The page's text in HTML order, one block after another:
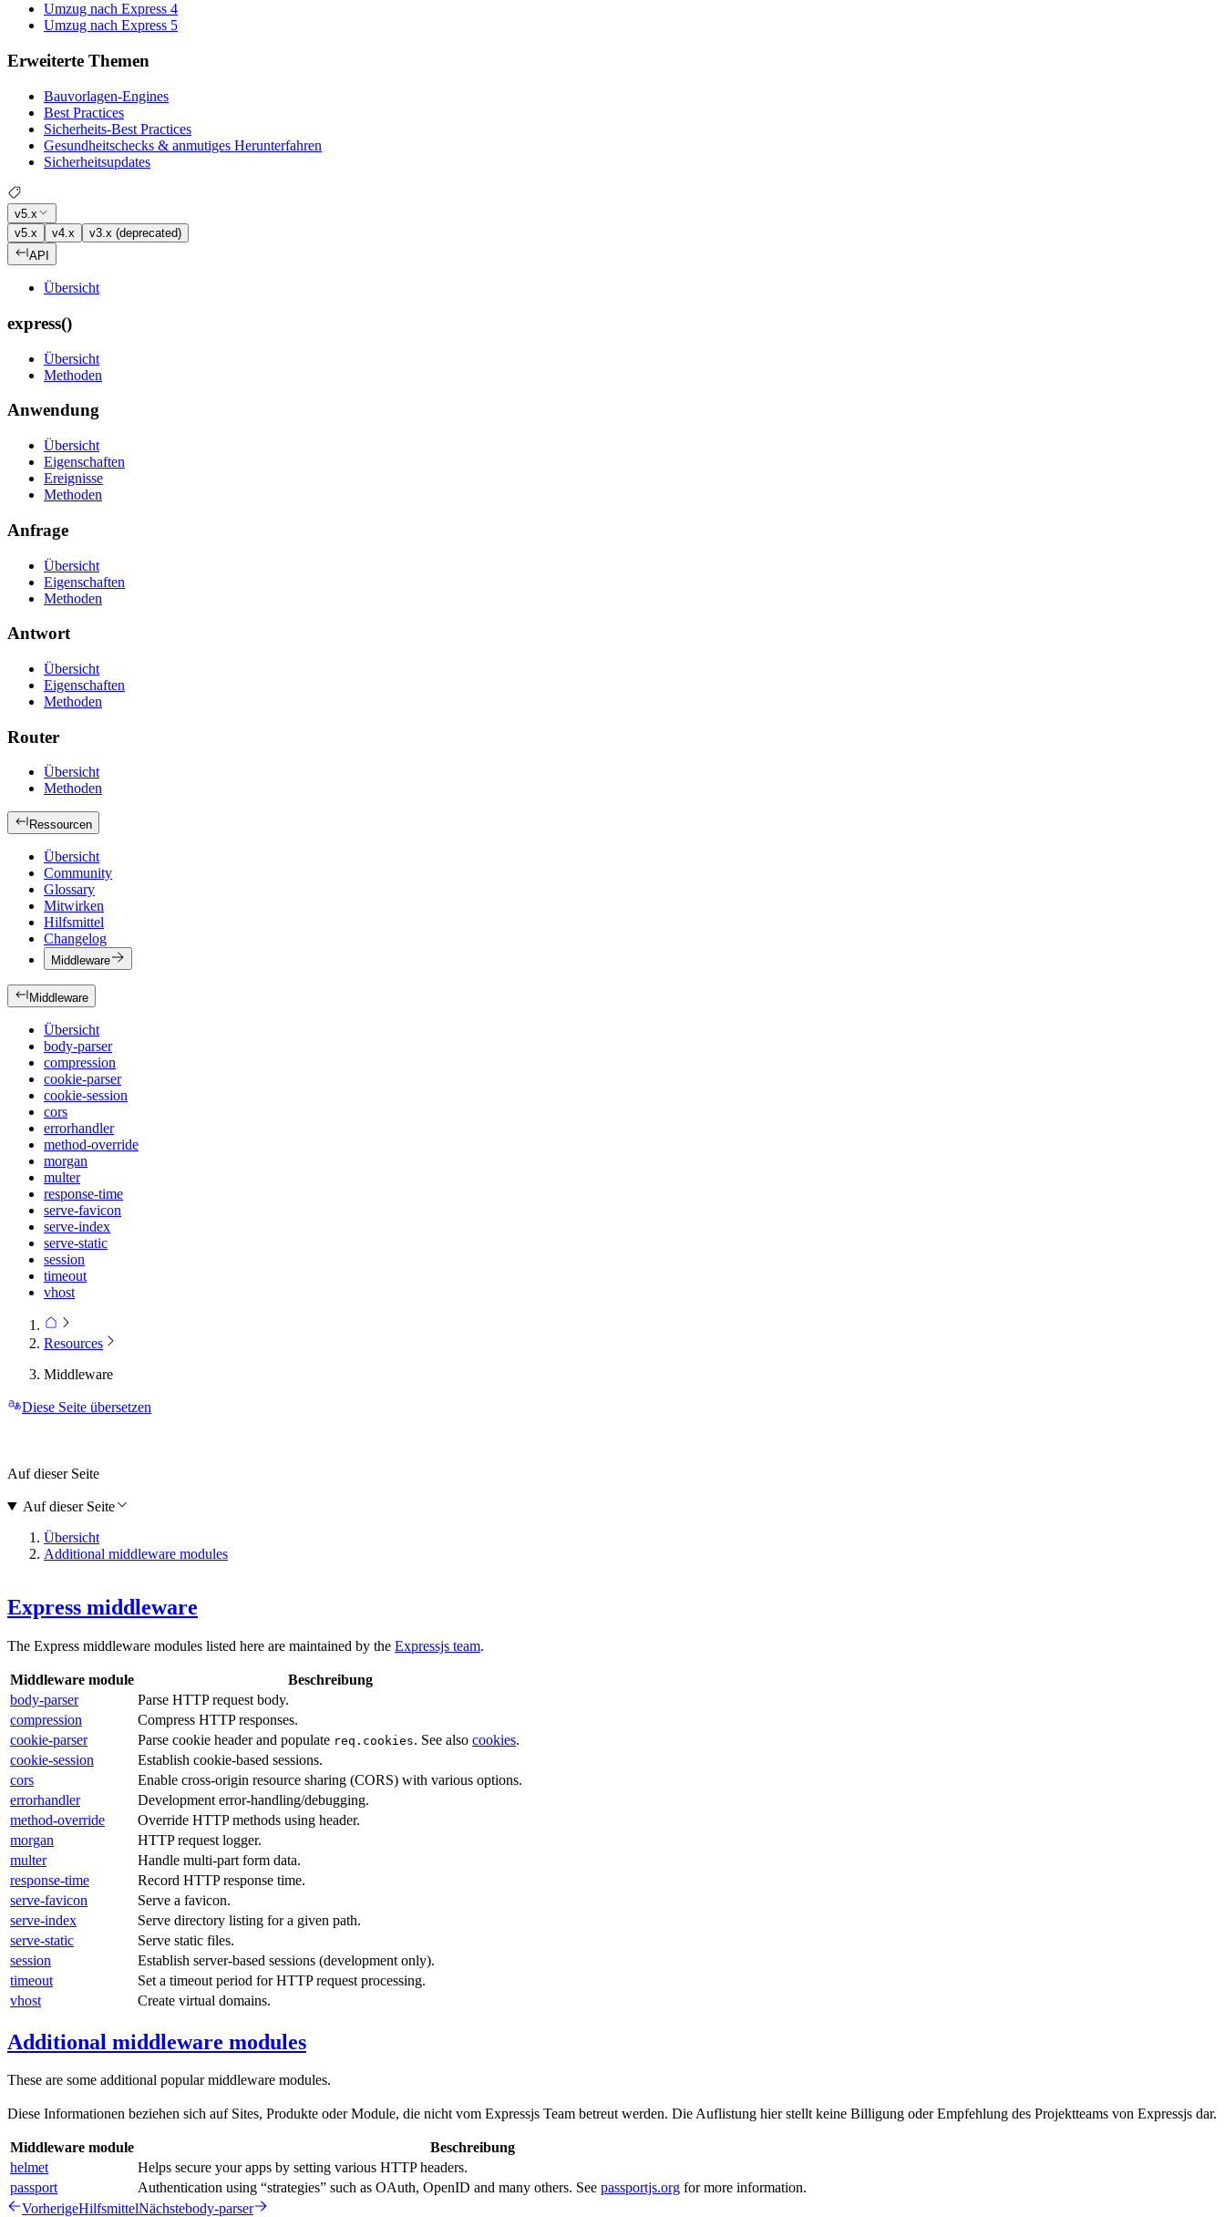
Umzug nach Express 4
Umzug nach Express 5
Erweiterte Themen
Bauvorlagen-Engines
Best Practices
Sicherheits-Best Practices
Gesundheitschecks & anmutiges Herunterfahren
Sicherheitsupdates
v5.x
v5.x
v4.x
v3.x (deprecated)
API
Übersicht
express()
Übersicht
Methoden
Anwendung
Übersicht
Eigenschaften
Ereignisse
Methoden
Anfrage
Übersicht
Eigenschaften
Methoden
Antwort
Übersicht
Eigenschaften
Methoden
Router
Übersicht
Methoden
Ressourcen
Übersicht
Community
Glossary
Mitwirken
Hilfsmittel
Changelog
Middleware
Middleware
Übersicht
body-parser
compression
cookie-parser
cookie-session
cors
errorhandler
method-override
morgan
multer
response-time
serve-favicon
serve-index
serve-static
session
timeout
vhost
Resources
Middleware
Diese Seite übersetzen
Express middleware
The Express middleware modules listed here are maintained by the Expressjs team.
Middleware module
Beschreibung
body-parser
Parse HTTP request body.
compression
Compress HTTP responses.
cookie-parser
Parse cookie header and populate req.cookies. See also cookies.
cookie-session
Establish cookie-based sessions.
cors
Enable cross-origin resource sharing (CORS) with various options.
errorhandler
Development error-handling/debugging.
method-override
Override HTTP methods using header.
morgan
HTTP request logger.
multer
Handle multi-part form data.
response-time
Record HTTP response time.
serve-favicon
Serve a favicon.
serve-index
Serve directory listing for a given path.
serve-static
Serve static files.
session
Establish server-based sessions (development only).
timeout
Set a timeout period for HTTP request processing.
vhost
Create virtual domains.
Additional middleware modules
These are some additional popular middleware modules.
Diese Informationen beziehen sich auf Sites, Produkte oder Module, die nicht vom Expressjs Team betreut werden. Die Auflistung hier stellt keine Billigung oder Empfehlung des Projektteams von Expressjs dar.
Middleware module
Beschreibung
helmet
Helps secure your apps by setting various HTTP headers.
passport
Authentication using “strategies” such as OAuth, OpenID and many others. See passportjs.org for more information.
VorherigeHilfsmittelNächstebody-parser
Auf dieser Seite
Auf dieser Seite
Übersicht
Additional middleware modules